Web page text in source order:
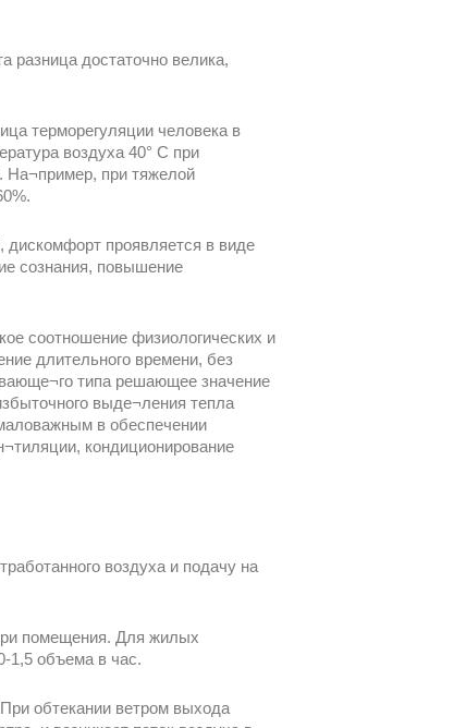
разница достаточно велика,
терморегуляции человека в
воздуха 40° С при
На¬пример, при тяжелой
дискомфорт проявляется в виде
сознания, повышение
соотношение физиологических и
длительного времени, без
типа решающее значение
выде¬ления тепла
в обеспечении
кондиционирование
воздуха и подачу на
помещения. Для жилых
1,5 объема в час.
обтекании ветром выхода